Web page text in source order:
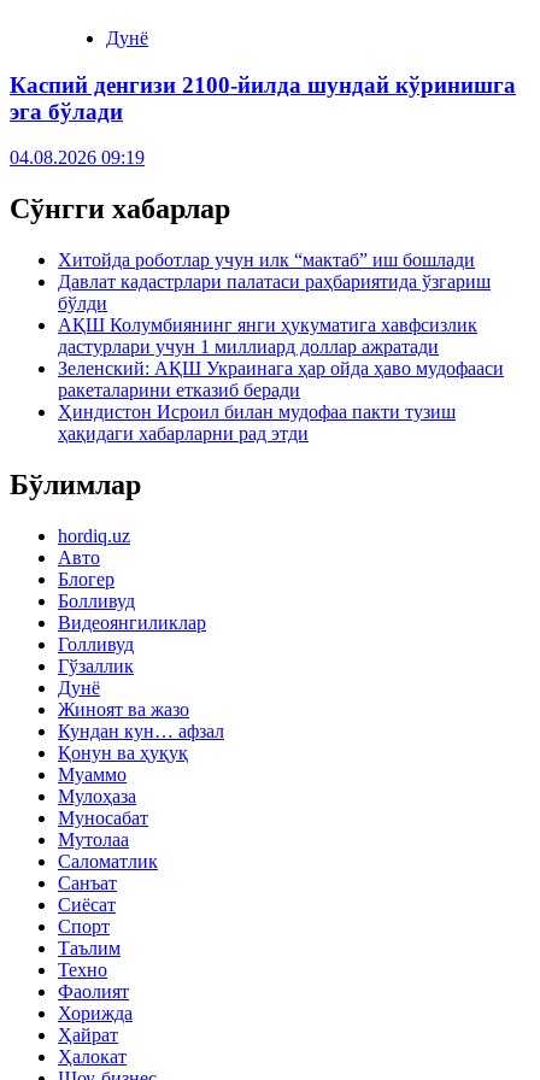
Дунё
Каспий денгизи 2100-йилда шундай кўринишга
эга бўлади
04.08.2026 09:19
Сўнгги хабарлар
Хитойда роботлар учун илк “мактаб” иш бошлади
Давлат кадастрлари палатаси раҳбариятида ўзгариш
бўлди
АҚШ Колумбиянинг янги ҳукуматига хавфсизлик
дастурлари учун 1 миллиард доллар ажратади
Зеленский: АҚШ Украинага ҳар ойда ҳаво мудофааси
ракеталарини етказиб беради
Ҳиндистон Исроил билан мудофаа пакти тузиш
ҳақидаги хабарларни рад этди
Бўлимлар
hordiq.uz
Авто
Блогер
Болливуд
Видеоянгиликлар
Голливуд
Гўзаллик
Дунё
Жиноят ва жазо
Кундан кун… афзал
Қонун ва ҳуқуқ
Муаммо
Мулоҳаза
Муносабат
Мутолаа
Саломатлик
Санъат
Сиёсат
Спорт
Таълим
Техно
Фаолият
Хорижда
Ҳайрат
Ҳалокат